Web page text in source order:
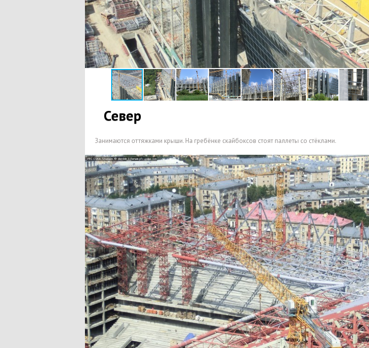
Север
Занимаются оттяжками крыши. На гребёнке скайбоксов стоят паллеты со стёклами.